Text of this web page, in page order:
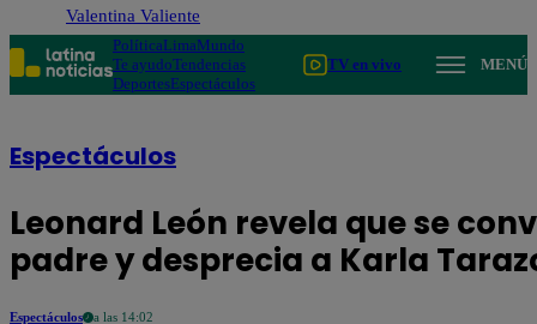
Valentina Valiente
PolíticaLimaMundo
Te ayudoTendencias
DeportesEspectáculos
TV en vivo MENÚ
Espectáculos
Leonard León revela que se
padre y desprecia a Karla
Espectáculos a las 14:02